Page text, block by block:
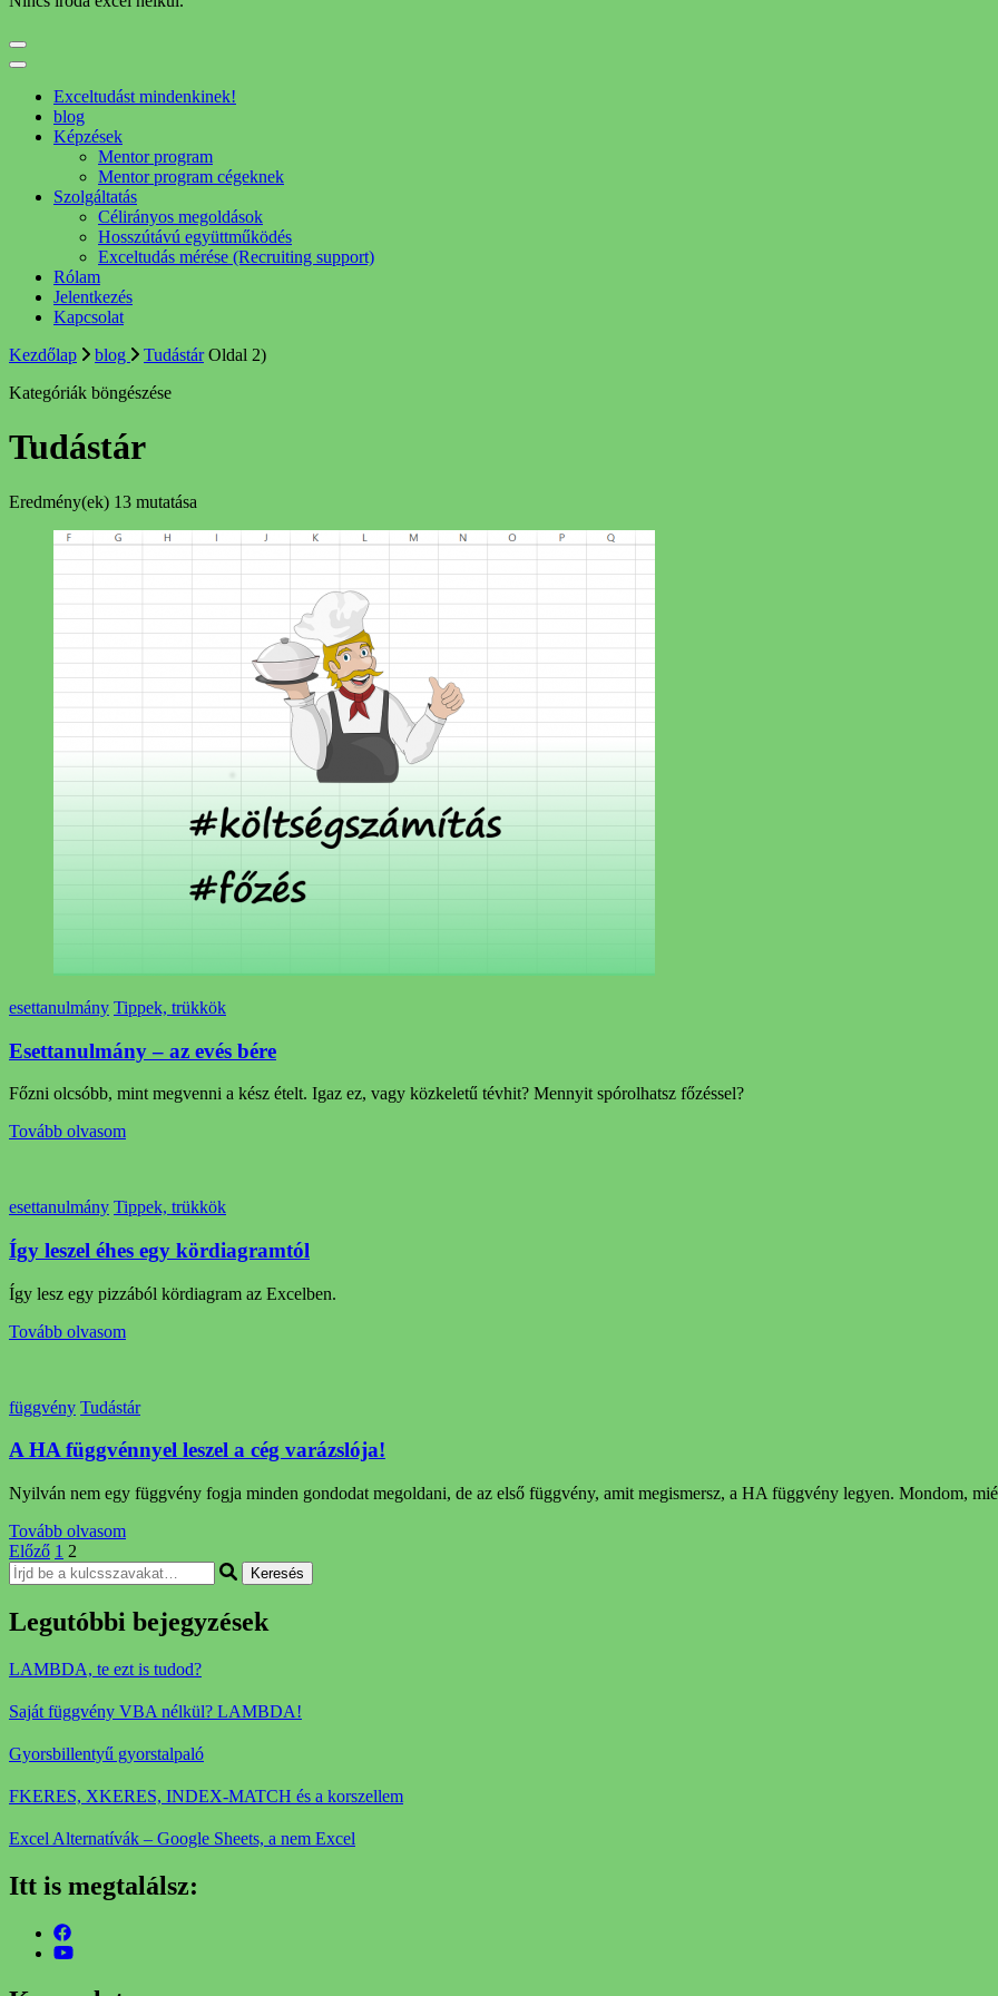
Exceltudást mindenkinek!
blog
Képzések
Mentor program
Mentor program cégeknek
Szolgáltatás
Célirányos megoldások
Hosszútávú együttműködés
Exceltudás mérése (Recruiting support)
Rólam
Jelentkezés
Kapcsolat
Kezdőlap
blog Tudástár Oldal 2)
Kategóriák böngészése
Tudástár
Eredmény(ek) 13 mutatása
esettanulmány Tippek, trükkök
Esettanulmány – az evés bére
Főzni olcsóbb, mint megvenni a kész ételt. Igaz ez, vagy közkeletű tévhit? Mennyit spórolhatsz főzéssel?
Tovább olvasom
esettanulmány Tippek, trükkök
Így leszel éhes egy kördiagramtól
Így lesz egy pizzából kördiagram az Excelben.
Tovább olvasom
függvény Tudástár
A HA függvénnyel leszel a cég varázslója!
Nyilván nem egy függvény fogja minden gondodat megoldani, de az első függvény, amit megismersz, a HA függvény legyen. Mondom,
Tovább olvasom
Bejegyzés
navigáció
Előző Oldal
1 Oldal
2
Keresel
valamit?
Legutóbbi bejegyzések
LAMBDA, te ezt is tudod?
Saját függvény VBA nélkül? LAMBDA!
Gyorsbillentyű gyorstalpaló
FKERES, XKERES, INDEX-MATCH és a korszellem
Excel Alternatívák – Google Sheets, a nem Excel
Itt is megtalálsz: